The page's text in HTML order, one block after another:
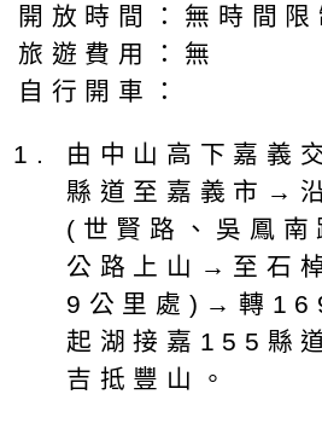
開放時間：無時間限
旅遊費用：無
自行開車：
由中山高下嘉義
縣道至嘉義市→
(世賢路、吳鳳南
公路上山→至石
9公里處)→轉
起湖接嘉155縣
吉抵豐山。